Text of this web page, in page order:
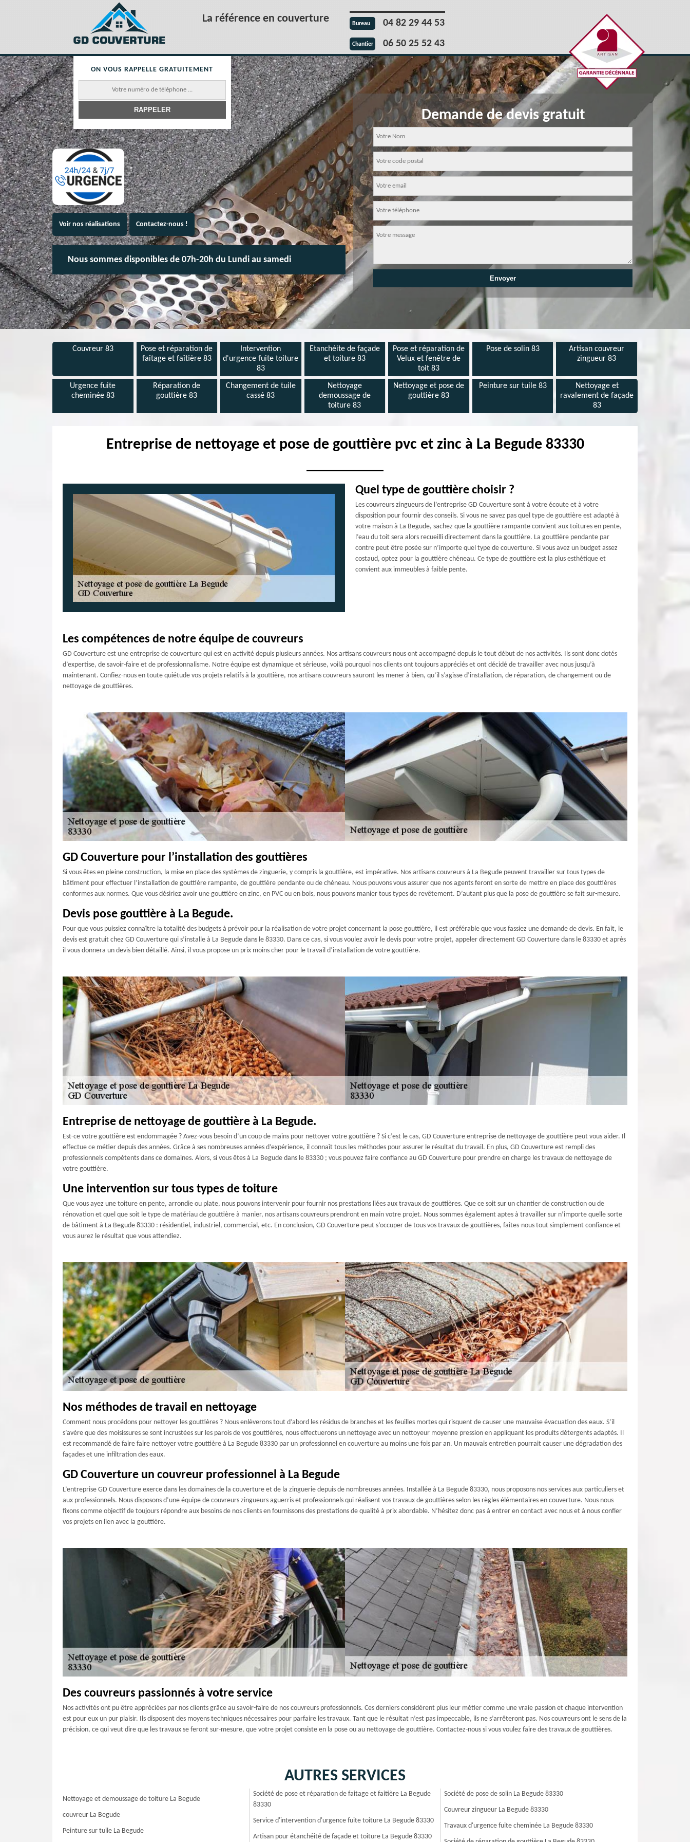
La référence en couverture Bureau 04 82 29 44 53
Chantier 06 50 25 52 43
Voir nos réalisations Contactez-nous !
Nous sommes disponibles de 07h-20h du Lundi au samedi
Demande de devis gratuit
ON VOUS RAPPELLE GRATUITEMENT
Couvreur 83
Pose et réparation de
faîtage et faîtière 83
Intervention
d'urgence fuite toiture
83
Etanchéite de façade
et toiture 83
Pose et réparation de
Velux et fenêtre de
toit 83
Pose de solin 83
Artisan couvreur
zingueur 83
Urgence fuite
cheminée 83
Réparation de
gouttière 83
Changement de tuile
cassé 83
Nettoyage
demoussage de
toiture 83
Nettoyage et pose de
gouttière 83
Peinture sur tuile 83
Nettoyage et
ravalement de façade
83
Entreprise de nettoyage et pose de gouttière pvc et zinc à La Begude 83330
Quel type de gouttière choisir ?
Les couvreurs zingueurs de l’entreprise GD Couverture sont à votre écoute et à votre
disposition pour fournir des conseils. Si vous ne savez pas quel type de gouttière est adapté à
votre maison à La Begude, sachez que la gouttière rampante convient aux toitures en pente,
l’eau du toit sera alors recueilli directement dans la gouttière. La gouttière pendante par
contre peut être posée sur n’importe quel type de couverture. Si vous avez un budget assez
costaud, optez pour la gouttière chéneau. Ce type de gouttière est la plus esthétique et
convient aux immeubles à faible pente.
Les compétences de notre équipe de couvreurs
GD Couverture est une entreprise de couverture qui est en activité depuis plusieurs années. Nos artisans couvreurs nous ont accompagné depuis le tout début de nos activités. Ils sont donc dotés
d’expertise, de savoir-faire et de professionnalisme. Notre équipe est dynamique et sérieuse, voilà pourquoi nos clients ont toujours appréciés et ont décidé de travailler avec nous jusqu’à
maintenant. Confiez-nous en toute quiétude vos projets relatifs à la gouttière, nos artisans couvreurs sauront les mener à bien, qu’il s’agisse d’installation, de réparation, de changement ou de
nettoyage de gouttières.
GD Couverture pour l’installation des gouttières
Si vous êtes en pleine construction, la mise en place des systèmes de zinguerie, y compris la gouttière, est impérative. Nos artisans couvreurs à La Begude peuvent travailler sur tous types de
bâtiment pour effectuer l’installation de gouttière rampante, de gouttière pendante ou de chéneau. Nous pouvons vous assurer que nos agents feront en sorte de mettre en place des gouttières
conformes aux normes. Que vous désiriez avoir une gouttière en zinc, en PVC ou en bois, nous pouvons manier tous types de revêtement. D’autant plus que la pose de gouttière se fait sur-mesure.
Devis pose gouttière à La Begude.
Pour que vous puissiez connaître la totalité des budgets à prévoir pour la réalisation de votre projet concernant la pose gouttière, il est préférable que vous fassiez une demande de devis. En fait, le
devis est gratuit chez GD Couverture qui s’installe à La Begude dans le 83330. Dans ce cas, si vous voulez avoir le devis pour votre projet, appeler directement GD Couverture dans le 83330 et après
il vous donnera un devis bien détaillé. Ainsi, il vous propose un prix moins cher pour le travail d’installation de votre gouttière.
Entreprise de nettoyage de gouttière à La Begude.
Est-ce votre gouttière est endommagée ? Avez-vous besoin d’un coup de mains pour nettoyer votre gouttière ? Si c’est le cas, GD Couverture entreprise de nettoyage de gouttière peut vous aider. Il
effectue ce métier depuis des années. Grâce à ses nombreuses années d’expérience, il connaît tous les méthodes pour assurer le résultat du travail. En plus, GD Couverture est rempli des
professionnels compétents dans ce domaines. Alors, si vous êtes à La Begude dans le 83330 ; vous pouvez faire confiance au GD Couverture pour prendre en charge les travaux de nettoyage de
votre gouttière.
Une intervention sur tous types de toiture
Que vous ayez une toiture en pente, arrondie ou plate, nous pouvons intervenir pour fournir nos prestations liées aux travaux de gouttières. Que ce soit sur un chantier de construction ou de
rénovation et quel que soit le type de matériau de gouttière à manier, nos artisans couvreurs prendront en main votre projet. Nous sommes également aptes à travailler sur n’importe quelle sorte
de bâtiment à La Begude 83330 : résidentiel, industriel, commercial, etc. En conclusion, GD Couverture peut s’occuper de tous vos travaux de gouttières, faites-nous tout simplement confiance et
vous aurez le résultat que vous attendiez.
Nos méthodes de travail en nettoyage
Comment nous procédons pour nettoyer les gouttières ? Nous enlèverons tout d’abord les résidus de branches et les feuilles mortes qui risquent de causer une mauvaise évacuation des eaux. S’il
s’avère que des moisissures se sont incrustées sur les parois de vos gouttières, nous effectuerons un nettoyage avec un nettoyeur moyenne pression en appliquant les produits détergents adaptés. Il
est recommandé de faire faire nettoyer votre gouttière à La Begude 83330 par un professionnel en couverture au moins une fois par an. Un mauvais entretien pourrait causer une dégradation des
façades et une infiltration des eaux.
GD Couverture un couvreur professionnel à La Begude
L’entreprise GD Couverture exerce dans les domaines de la couverture et de la zinguerie depuis de nombreuses années. Installée à La Begude 83330, nous proposons nos services aux particuliers et
aux professionnels. Nous disposons d’une équipe de couvreurs zingueurs aguerris et professionnels qui réalisent vos travaux de gouttières selon les règles élémentaires en couverture. Nous nous
fixons comme objectif de toujours répondre aux besoins de nos clients en fournissons des prestations de qualité à prix abordable. N’hésitez donc pas à entrer en contact avec nous et à nous confier
vos projets en lien avec la gouttière.
Des couvreurs passionnés à votre service
Nos activités ont pu être appréciées par nos clients grâce au savoir-faire de nos couvreurs professionnels. Ces derniers considèrent plus leur métier comme une vraie passion et chaque intervention
est pour eux un pur plaisir. Ils disposent des moyens techniques nécessaires pour parfaire les travaux. Tant que le résultat n’est pas impeccable, ils ne s’arrêteront pas. Nos couvreurs ont le sens de la
précision, ce qui veut dire que les travaux se feront sur-mesure, que votre projet consiste en la pose ou au nettoyage de gouttière. Contactez-nous si vous voulez faire des travaux de gouttières.
AUTRES SERVICES
Nettoyage et demoussage de toiture La Begude
couvreur La Begude
Peinture sur tuile La Begude
Société de pose et réparation de faitage et faitière La Begude
83330
Service d'intervention d'urgence fuite toiture La Begude 83330
Artisan pour étanchéité de façade et toiture La Begude 83330
Société de pose de solin La Begude 83330
Couvreur zingueur La Begude 83330
Travaux d'urgence fuite cheminée La Begude 83330